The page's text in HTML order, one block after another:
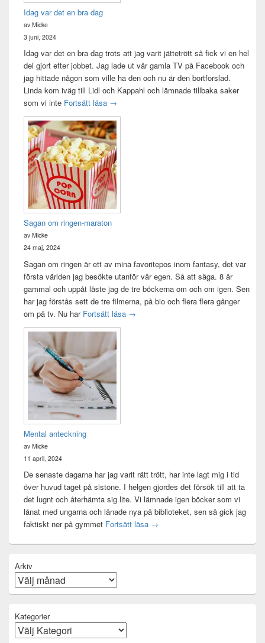
Idag var det en bra dag
av Micke
3 juni, 2024
Idag var det en bra dag trots att jag varit jättetrött så fick vi en hel
del gjort efter jobbet. Jag lade ut vår gamla TV på Facebook och
jag hittade någon som ville ha den och nu är den bortforslad.
Linda kom iväg till Lidl och Kappahl och lämnade tillbaka saker
som vi inte Fortsätt läsa Idag var det en bra dag
→
Sagan om ringen-maraton
av Micke
24 maj, 2024
Sagan om ringen är ett av mina favoritepos inom fantasy, det var
första världen jag besökte utanför vår egen. Så att säga. 8 år
gammal och uppåt läste jag de tre böckerna om och om igen. Sen
har jag förstås sett de tre filmerna, på bio och flera flera gånger
om på tv. Nu har Fortsätt läsa Sagan om ringen-maraton
→
Mental anteckning
av Micke
11 april, 2024
De senaste dagarna har jag varit rätt trött, har inte lagt mig i tid
över huvud taget på sistone. I helgen gjordes det försök till att ta
det lugnt och återhämta sig lite. Vi lämnade igen böcker som vi
lånat med ungarna och lånade nya på biblioteket, sen så gick jag
faktiskt ner på gymmet Fortsätt läsa Mental anteckning
→
Arkiv
Kategorier